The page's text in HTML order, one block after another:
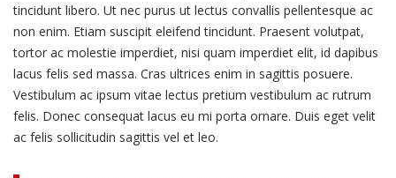
tincidunt libero. Ut nec purus ut lectus convallis pellentesque ac
non enim. Etiam suscipit eleifend tincidunt. Praesent volutpat,
tortor ac molestie imperdiet, nisi quam imperdiet elit, id dapibus
lacus felis sed massa. Cras ultrices enim in sagittis posuere.
Vestibulum ac ipsum vitae lectus pretium vestibulum ac rutrum
felis. Donec consequat lacus eu mi porta ornare. Duis eget velit
ac felis sollicitudin sagittis vel et leo.